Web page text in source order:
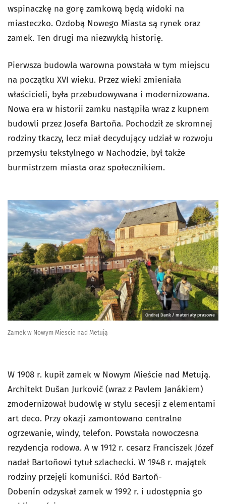
wspinaczkę na gorę zamkową będą widoki na
miasteczko. Ozdobą Nowego Miasta są rynek oraz
zamek. Ten drugi ma niezwykłą historię.
Pierwsza budowla warowna powstała w tym miejscu
na początku XVI wieku. Przez wieki zmieniała
właścicieli, była przebudowywana i modernizowana.
Nowa era w historii zamku nastąpiła wraz z kupnem
budowli przez Josefa Bartoňa. Pochodził ze skromnej
rodziny tkaczy, lecz miał decydujący udział w rozwoju
przemysłu tekstylnego w Nachodzie, był także
burmistrzem miasta oraz społecznikiem.
Ondrej Dank / materiały prasowe
Zamek w Nowym Miescie nad Metują
W 1908 r. kupił zamek w Nowym Mieście nad Metują.
Architekt Dušan Jurkovič (wraz z Pavlem Janákiem)
zmodernizował budowlę w stylu secesji z elementami
art deco. Przy okazji zamontowano centralne
ogrzewanie, windy, telefon. Powstała nowoczesna
rezydencja rodowa. A w 1912 r. cesarz Franciszek Józef
nadał Bartoňowi tytuł szlachecki. W 1948 r. majątek
rodziny przejęli komuniści. Ród Bartoň-
Dobenín odzyskał zamek w 1992 r. i udostępnia go